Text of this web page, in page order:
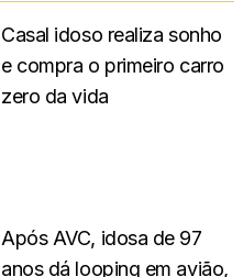
Casal idoso realiza sonho
e compra o primeiro carro
zero da vida
Após AVC, idosa de 97
anos dá looping em avião,